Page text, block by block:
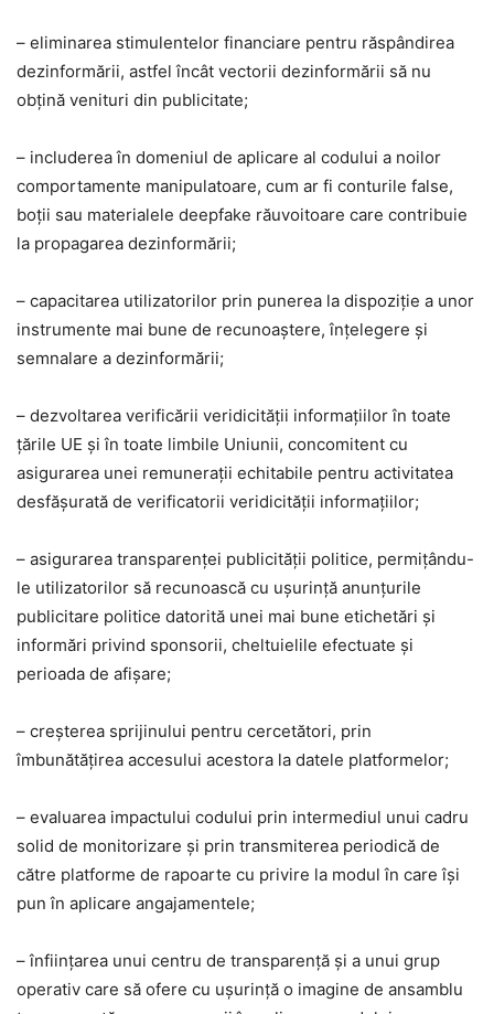
– eliminarea stimulentelor financiare pentru răspândirea
dezinformării, astfel încât vectorii dezinformării să nu
obţină venituri din publicitate;
– includerea în domeniul de aplicare al codului a noilor
comportamente manipulatoare, cum ar fi conturile false,
boţii sau materialele deepfake răuvoitoare care contribuie
la propagarea dezinformării;
– capacitarea utilizatorilor prin punerea la dispoziţie a unor
instrumente mai bune de recunoaştere, înţelegere şi
semnalare a dezinformării;
– dezvoltarea verificării veridicităţii informaţiilor în toate
ţările UE şi în toate limbile Uniunii, concomitent cu
asigurarea unei remuneraţii echitabile pentru activitatea
desfăşurată de verificatorii veridicităţii informaţiilor;
– asigurarea transparenţei publicităţii politice, permiţându-
le utilizatorilor să recunoască cu uşurinţă anunţurile
publicitare politice datorită unei mai bune etichetări şi
informări privind sponsorii, cheltuielile efectuate şi
perioada de afişare;
– creşterea sprijinului pentru cercetători, prin
îmbunătăţirea accesului acestora la datele platformelor;
– evaluarea impactului codului prin intermediul unui cadru
solid de monitorizare şi prin transmiterea periodică de
către platforme de rapoarte cu privire la modul în care îşi
pun în aplicare angajamentele;
– înfiinţarea unui centru de transparenţă şi a unui grup
operativ care să ofere cu uşurinţă o imagine de ansamblu